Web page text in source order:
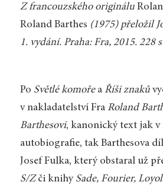
Z francouzského originálu
Roland Barthes (1975) přeložil
1. vydání. Praha: Fra, 2015. 228
Po Světlé komořea Říši znaků
v nakladatelství Fra Roland
Barthesovi, kanonický text jak v
autobiografie, tak Barthesova
Josef Fulka, který obstaral už
S/Zči knihy Sade, Fourier,